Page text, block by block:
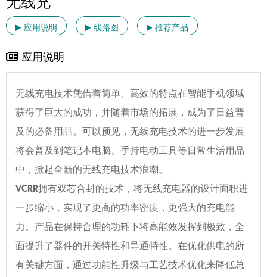
应用说明 线路图 推荐产品
应用说明
无线充电技术凭借着简单、高效的特点在智能手机领域
获得了巨大的成功，并随着市场的拓展，成为了日益普
及的必备用品。可以预见，无线充电技术的进一步发展
将会普及到笔记本电脑、手持电动工具等日常生活用品
中，掀起全新的无线充电技术浪潮。
VCRR拥有双芯合封的技术，将无线充电器的设计面积进
一步缩小，实现了更高的功率密度，更强大的充电能
力。产品在保持合理的功耗下将高能效发挥到极致，全
面提升了器件的开关特性和导通特性。在优化供电的所
有关键方面，通过功能性升级与工艺技术优化来降低总